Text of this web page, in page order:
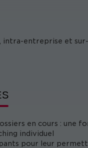
intra-entreprise et
en cours : une
individuel
pour leur